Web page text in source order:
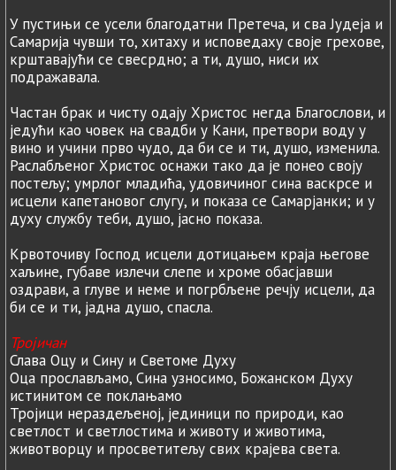
У пустињи се усели благодатни Претеча, и сва Јудеја и
Самарија чувши то, хитаху и исповедаху своје грехове,
крштавајући се свесрдно; а ти, душо, ниси их
подражавала.
Частан брак и чисту одају Христос негда Благослови, и
једући као човек на свадби у Кани, претвори воду у
вино и учини прво чудо, да би се и ти, душо, изменила.
Раслабљеног Христос оснажи тако да је понео своју
постељу; умрлог младића, удовичиног сина васкрсе и
исцели капетановог слугу, и показа се Самарјанки; и у
духу службу теби, душо, јасно показа.
Крвоточиву Господ исцели дотицањем краја његове
хаљине, губаве излечи слепе и хроме обасјавши
оздрави, а глуве и неме и погрбљене речју исцели, да
би се и ти, јадна душо, спасла.
Тројичан
Слава Оцу и Сину и Светоме Духу
Оца прослављамо, Сина узносимо, Божанском Духу
истинитом се поклањамо
Тројици нераздељеној, јединици по природи, као
светлост и светлостима и животу и животима,
животворцу и просветитељу свих крајева света.